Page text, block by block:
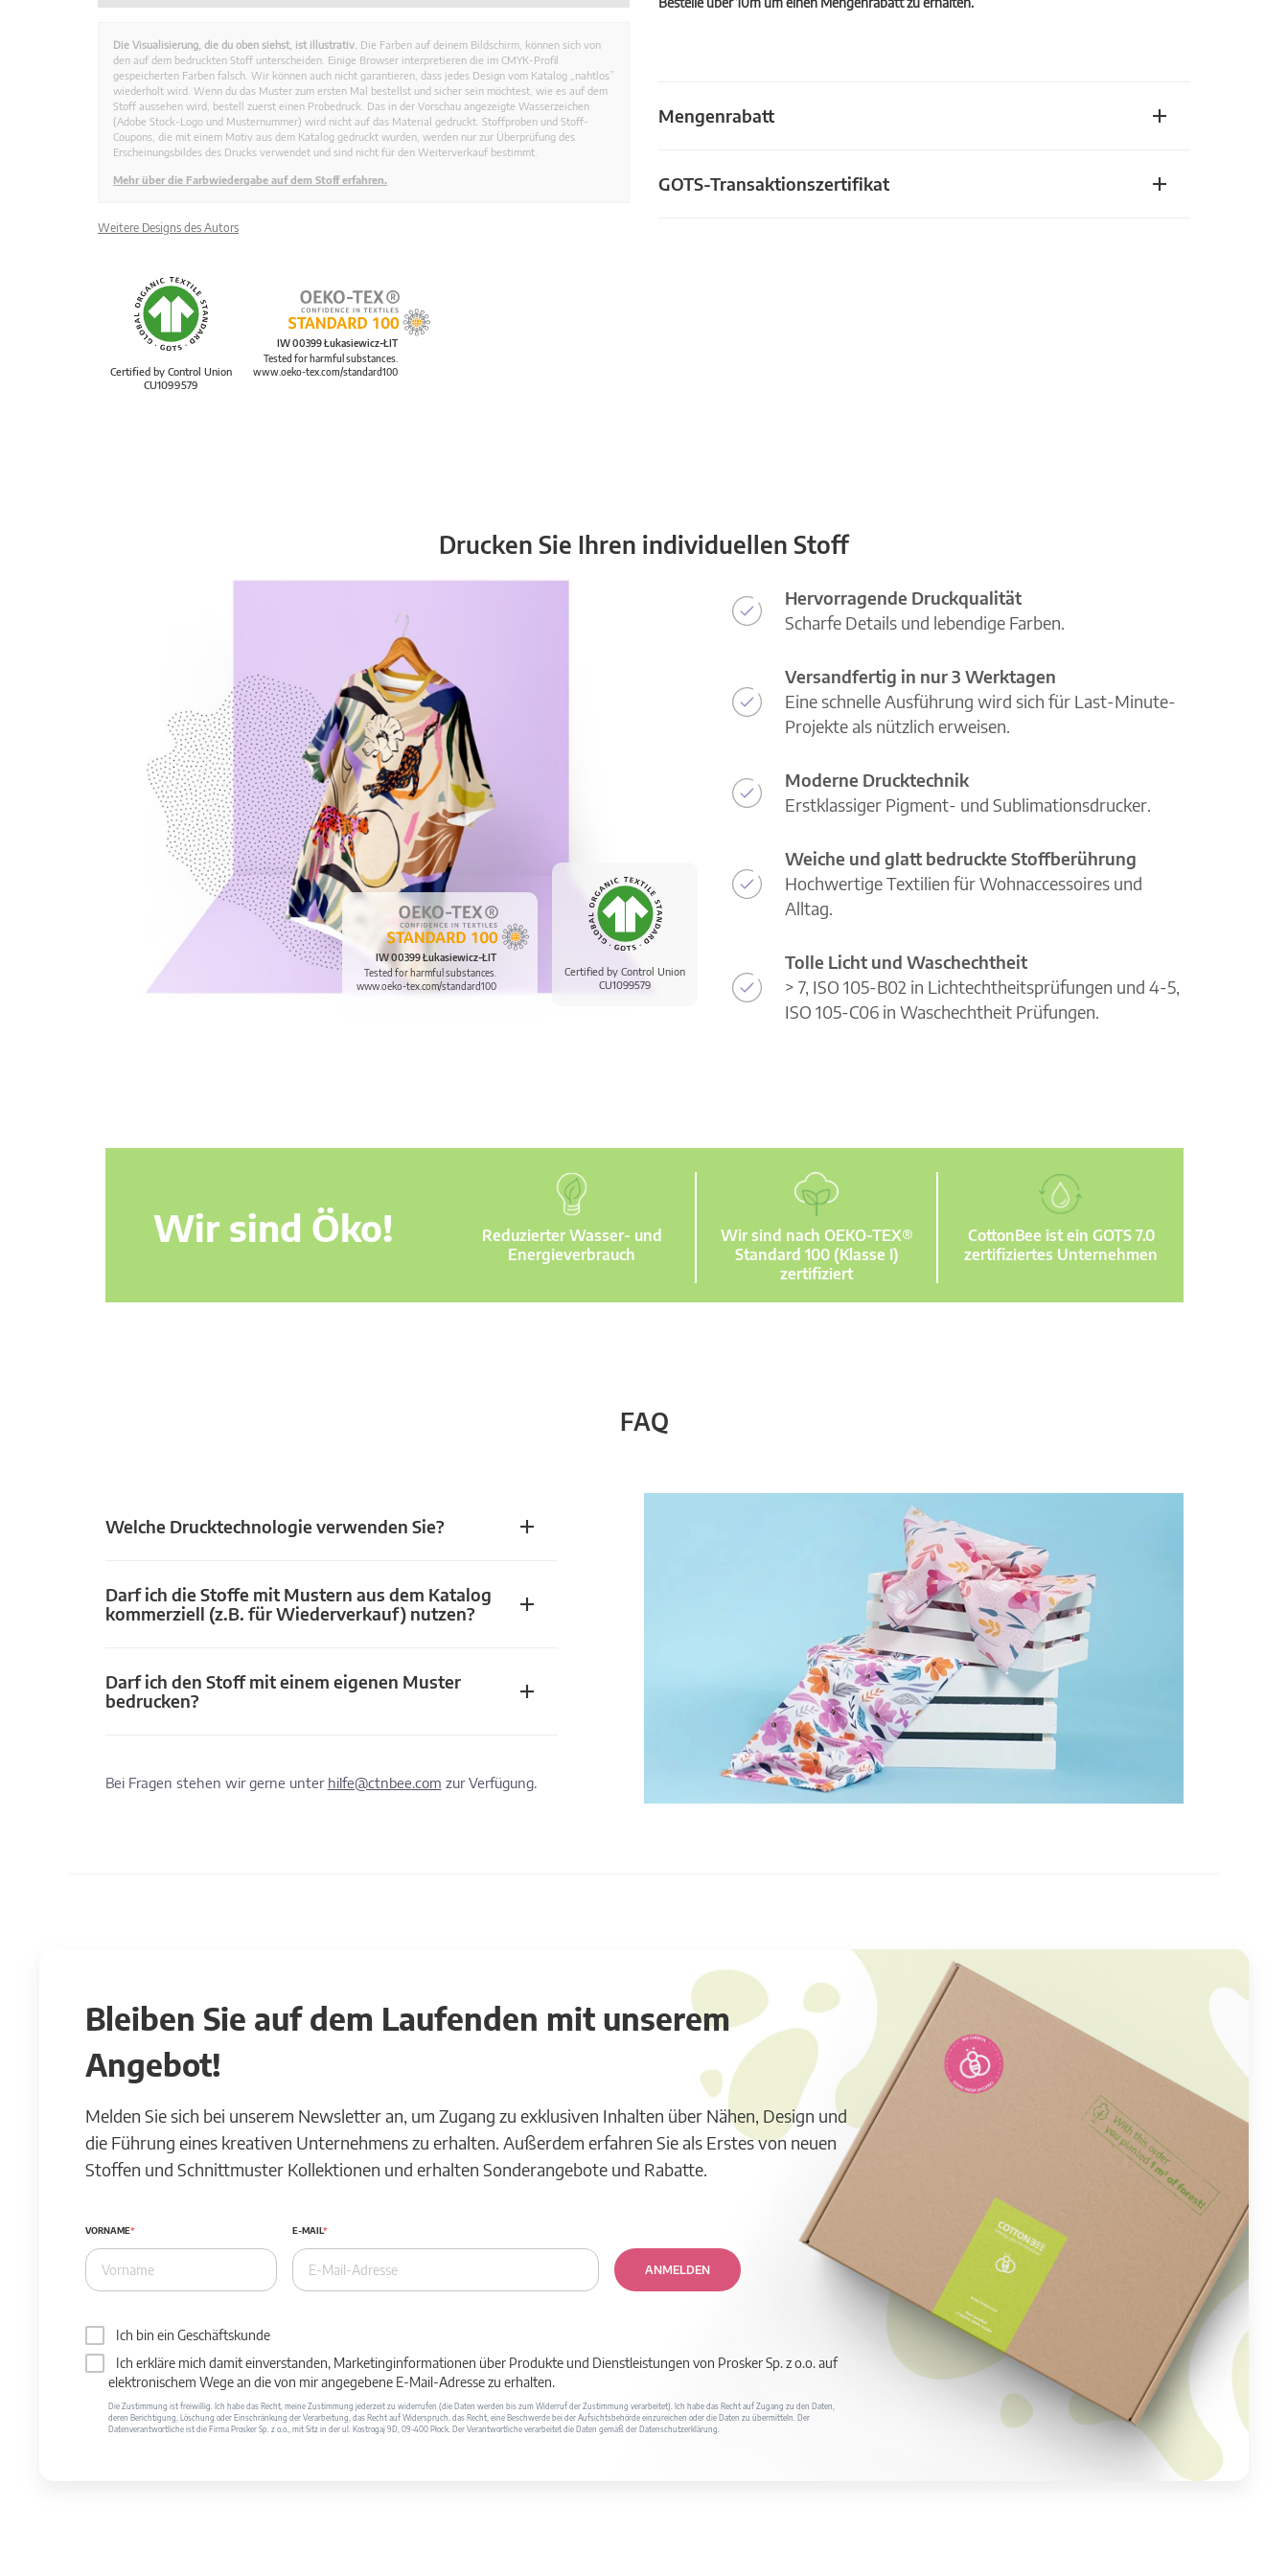
Mengenrabatt
GOTS-Transaktionszertifikat
Die Visualisierung, die du oben siehst, ist illustrativ. Die Farben auf deinem Bildschirm, können sich von
den auf dem bedruckten Stoff unterscheiden. Einige Browser interpretieren die im CMYK-Profil
gespeicherten Farben falsch. Wir können auch nicht garantieren, dass jedes Design vom Katalog „nahtlos”
wiederholt wird. Wenn du das Muster zum ersten Mal bestellst und sicher sein möchtest, wie es auf dem
Stoff aussehen wird, bestell zuerst einen Probedruck. Das in der Vorschau angezeigte Wasserzeichen
(Adobe Stock-Logo und Musternummer) wird nicht auf das Material gedruckt. Stoffproben und Stoff-
Coupons, die mit einem Motiv aus dem Katalog gedruckt wurden, werden nur zur Überprüfung des
Erscheinungsbildes des Drucks verwendet und sind nicht für den Weiterverkauf bestimmt.
Mehr über die Farbwiedergabe auf dem Stoff erfahren.
Weitere Designs des Autors
Certified by Control Union
CU1099579
IW 00399 Łukasiewicz-ŁIT
Tested for harmful substances.
www.oeko-tex.com/standard100
Drucken Sie Ihren individuellen Stoff
Certified by Control Union
CU1099579
IW 00399 Łukasiewicz-ŁIT
Tested for harmful substances.
www.oeko-tex.com/standard100
Hervorragende Druckqualität
Scharfe Details und lebendige Farben.
Versandfertig in nur 3 Werktagen
Eine schnelle Ausführung wird sich für Last-Minute-
Projekte als nützlich erweisen.
Moderne Drucktechnik
Erstklassiger Pigment- und Sublimationsdrucker.
Weiche und glatt bedruckte Stoffberührung
Hochwertige Textilien für Wohnaccessoires und
Alltag.
Tolle Licht und Waschechtheit
> 7, ISO 105-B02 in Lichtechtheitsprüfungen und 4-5,
ISO 105-C06 in Waschechtheit Prüfungen.
Wir sind Öko!
Reduzierter Wasser- und
Energieverbrauch
Wir sind nach OEKO-TEX®
Standard 100 (Klasse I)
zertifiziert
CottonBee ist ein GOTS 7.0
zertifiziertes Unternehmen
FAQ
Welche Drucktechnologie verwenden Sie?
Darf ich die Stoffe mit Mustern aus dem Katalog
kommerziell (z.B. für Wiederverkauf) nutzen?
Darf ich den Stoff mit einem eigenen Muster
bedrucken?
Bei Fragen stehen wir gerne unter hilfe@ctnbee.com zur Verfügung.
Bleiben Sie auf dem Laufenden mit unserem
Angebot!
Melden Sie sich bei unserem Newsletter an, um Zugang zu exklusiven Inhalten über Nähen, Design und
die Führung eines kreativen Unternehmens zu erhalten. Außerdem erfahren Sie als Erstes von neuen
Stoffen und Schnittmuster Kollektionen und erhalten Sonderangebote und Rabatte.
VORNAME E-MAIL
ANMELDEN
Ich bin ein Geschäftskunde
Ich erkläre mich damit einverstanden, Marketinginformationen über Produkte und Dienstleistungen von Prosker Sp. z o.o. auf
elektronischem Wege an die von mir angegebene E-Mail-Adresse zu erhalten.
Die Zustimmung ist freiwillig. Ich habe das Recht, meine Zustimmung jederzeit zu widerrufen (die Daten werden bis zum Widerruf der Zustimmung verarbeitet). Ich habe das Recht auf Zugang zu den Daten,
deren Berichtigung, Löschung oder Einschränkung der Verarbeitung, das Recht auf Widerspruch, das Recht, eine Beschwerde bei der Aufsichtsbehörde einzureichen oder die Daten zu übermitteln. Der
Datenverantwortliche ist die Firma Prosker Sp. z o.o., mit Sitz in der ul. Kostrogaj 9D, 09-400 Płock. Der Verantwortliche verarbeitet die Daten gemäß der Datenschutzerklärung.